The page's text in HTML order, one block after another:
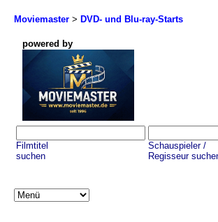
Moviemaster > DVD- und Blu-ray-Starts
powered by
Filmtitel
suchen
Schauspieler /
Regisseur